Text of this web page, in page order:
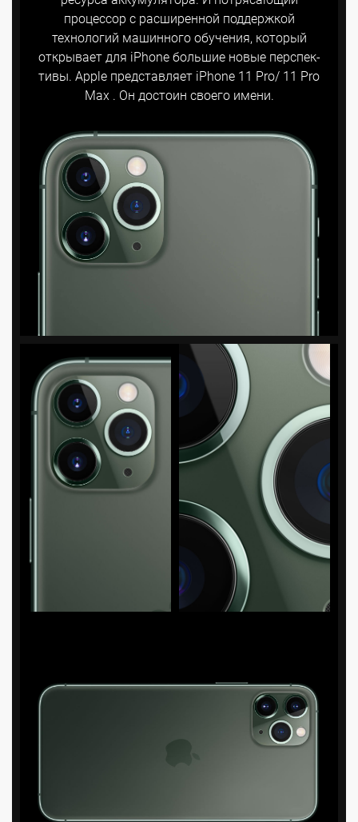
процессор с расши­ренной поддержкой
технологий машинного обучения, который
открывает для iPhone большие новые перспек­
тивы. Apple представляет iPhone 11 Pro/ 11 Pro
Max . Он достоин своего имени.